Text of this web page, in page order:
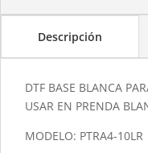
Descripción
DTF BASE BLANCA
USAR EN PRENDA
MODELO: PTRA4-10LR